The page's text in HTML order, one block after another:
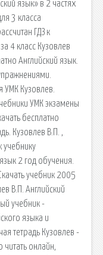
язык» в 2 частях
3 класса
ГДЗ к
4 класс Кузовлев
Английский язык.
УМК Кузовлев.
УМК экзамены
бесплатно
Кузовлев В.П. ,
учебнику
2 год обучения.
учебник 2005
В.П. Английский
учебник -
языка и
тетрадь Кузовлев -
читать онлайн,